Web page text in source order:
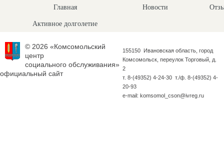
Главная Новости
Активное долголетие
© 2026 «Комсомольский
центр
социального обслуживания»
официальный сайт
155150 Ивановская область, город
Комсомольск, переулок Торговый, д.
2
т. 8-(49352) 4-24-30 т./ф. 8-(49352) 4-
20-93
e-mail: komsomol_cson@ivreg.ru